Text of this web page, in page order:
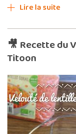
Lire la suite
🎥 Recette du
Titoon